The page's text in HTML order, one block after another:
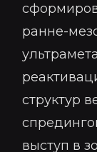
ранне-
структур
выступ в